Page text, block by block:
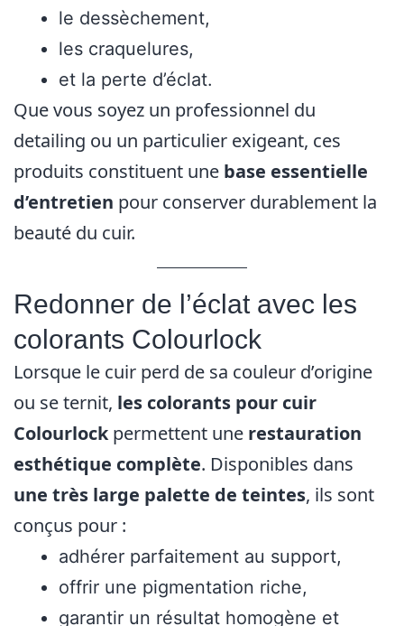
le dessèchement,
les craquelures,
et la perte d’éclat.
Que vous soyez un professionnel du
detailing ou un particulier exigeant, ces
produits constituent une base essentielle
d’entretien pour conserver durablement la
beauté du cuir.
Redonner de l’éclat avec les
colorants Colourlock
Lorsque le cuir perd de sa couleur d’origine
ou se ternit, les colorants pour cuir
Colourlockpermettent une restauration
esthétique complète. Disponibles dans
une très large palette de teintes, ils sont
conçus pour :
adhérer parfaitement au support,
offrir une pigmentation riche,
garantir un résultat homogène et